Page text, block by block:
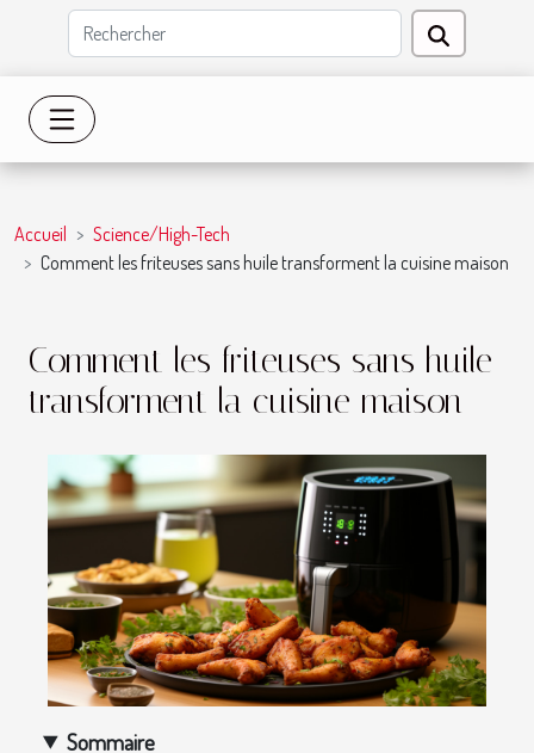
Accueil
Science/High-Tech
Comment les friteuses sans huile transforment la cuisine maison
Comment les friteuses sans huile
transforment la cuisine maison
Sommaire